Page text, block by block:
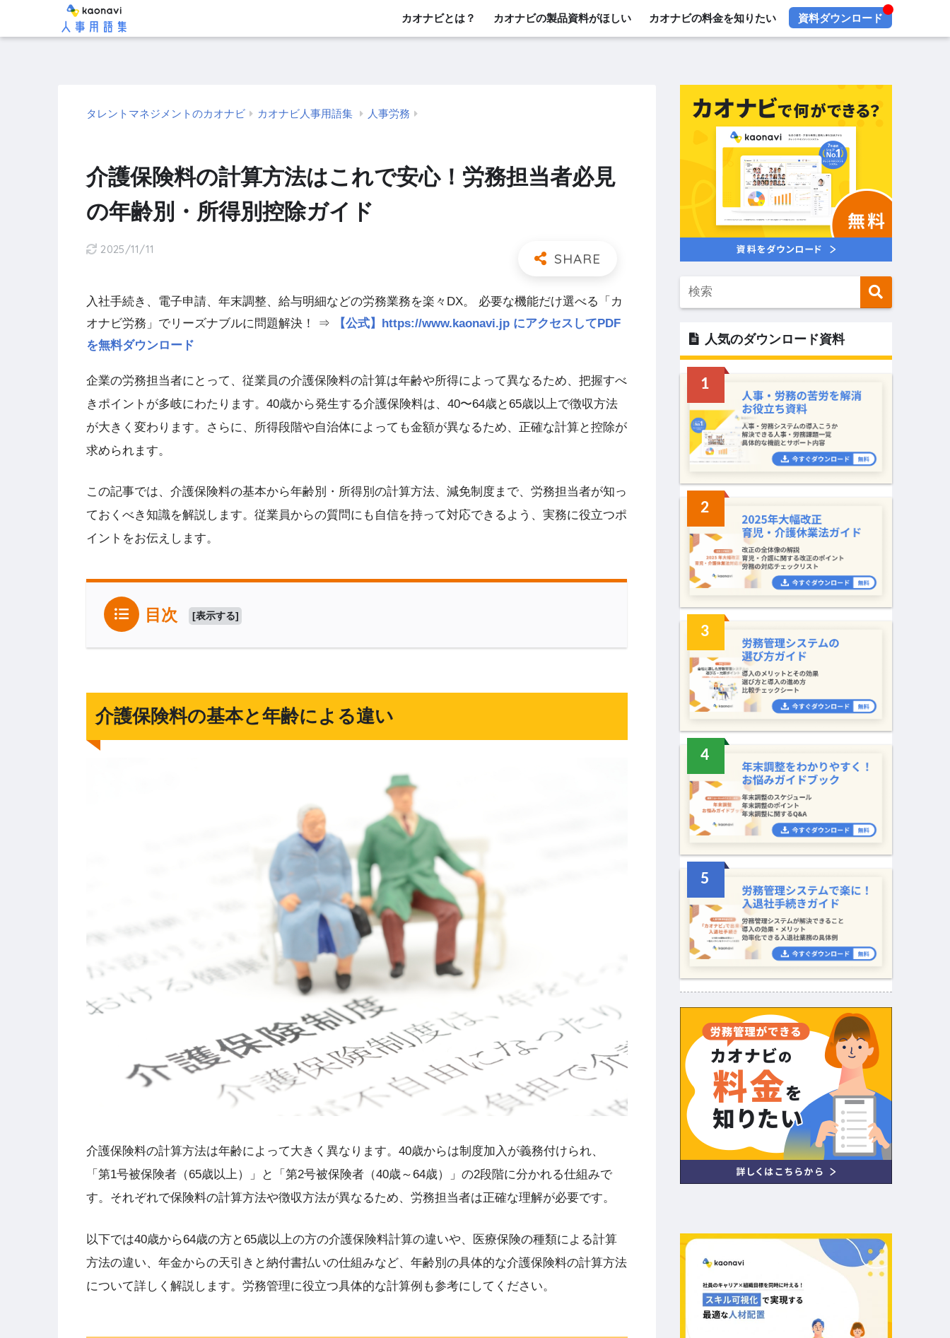
カオナビとは？ カオナビの製品資料がほしい カオナビの料金を知りたい 資料ダウンロード
タレントマネジメントのカオナビ カオナビ人事用語集 人事労務
介護保険料の計算方法はこれで安心！労務担当者必見
の年齢別・所得別控除ガイド
2025/11/11
入社手続き、電子申請、年末調整、給与明細などの労務業務を楽々DX。 必要な機能だけ選べる「カ
オナビ労務」でリーズナブルに問題解決！ ⇒
【公式】https://www.kaonavi.jp にアクセスしてPDF
を無料ダウンロード
企業の労務担当者にとって、従業員の介護保険料の計算は年齢や所得によって異なるため、把握すべ
きポイントが多岐にわたります。40歳から発生する介護保険料は、40〜64歳と65歳以上で徴収方法
が大きく変わります。さらに、所得段階や自治体によっても金額が異なるため、正確な計算と控除が
求められます。
この記事では、介護保険料の基本から年齢別・所得別の計算方法、減免制度まで、労務担当者が知っ
ておくべき知識を解説します。従業員からの質問にも自信を持って対応できるよう、実務に役立つポ
イントをお伝えします。
目次 [表示する]
介護保険料の基本と年齢による違い
介護保険料の計算方法は年齢によって大きく異なります。40歳からは制度加入が義務付けられ、
「第1号被保険者（65歳以上）」と「第2号被保険者（40歳～64歳）」の2段階に分かれる仕組みで
す。それぞれで保険料の計算方法や徴収方法が異なるため、労務担当者は正確な理解が必要です。
以下では40歳から64歳の方と65歳以上の方の介護保険料計算の違いや、医療保険の種類による計算
方法の違い、年金からの天引きと納付書払いの仕組みなど、年齢別の具体的な介護保険料の計算方法
について詳しく解説します。労務管理に役立つ具体的な計算例も参考にしてください。
人気のダウンロード資料